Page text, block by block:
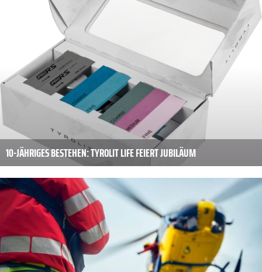
10-JÄHRIGES BESTEHEN: TYROLIT LIFE FEIERT JUBILÄUM